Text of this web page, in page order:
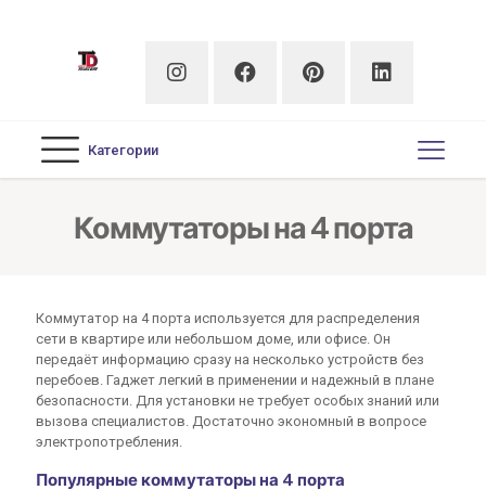
Категории
Коммутаторы на 4 порта
Коммутатор на 4 порта используется для распределения
сети в квартире или небольшом доме, или офисе. Он
передаёт информацию сразу на несколько устройств без
перебоев. Гаджет легкий в применении и надежный в плане
безопасности. Для установки не требует особых знаний или
вызова специалистов. Достаточно экономный в вопросе
электропотребления.
Популярные коммутаторы на 4 порта